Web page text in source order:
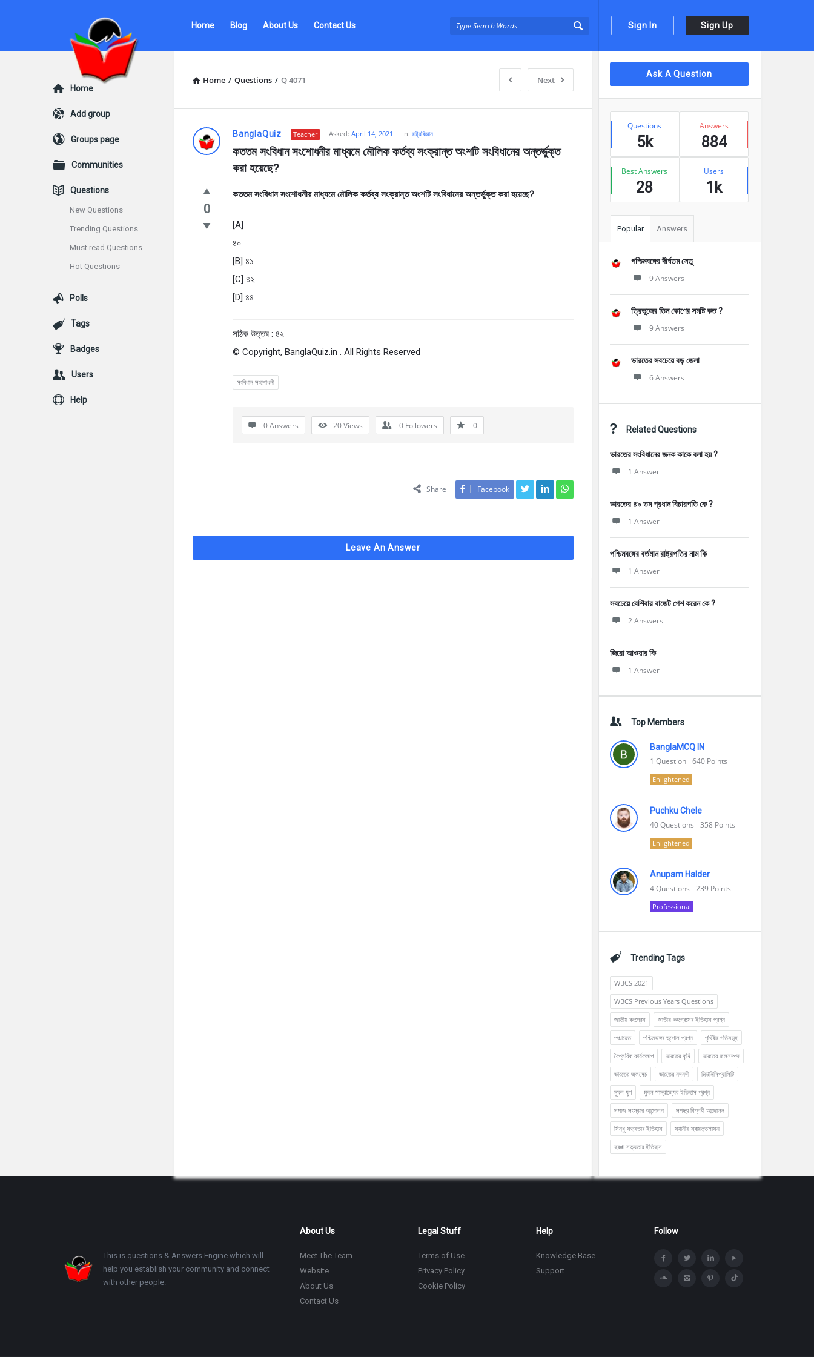
Sign In Sign Up
Questions
BanglaQuiz
Questions
by
BanglaQuiz
Home Blog About Us Contact Us
Home / Questions / Q 4071 Next
Ask
Questions
by
BanglaQuiz
Latest
Questions
BanglaQuiz Teacher Asked: April 14, 2021 In: রাষ্ট্রবিজ্ঞান
কততম সংবিধান সংশোধনীর মাধ্যমে মৌলিক কর্তব্য সংক্রান্ত অংশটি সংবিধানের অন্তর্ভুক্ত
করা হয়েছে?
0
কততম সংবিধান সংশোধনীর মাধ্যমে মৌলিক কর্তব্য সংক্রান্ত অংশটি সংবিধানের অন্তর্ভুক্ত করা হয়েছে?
[A]
৪০
[B] ৪১
[C] ৪২
[D] ৪৪
সঠিক উত্তর : ৪২
© Copyright, BanglaQuiz.in . All Rights Reserved
সংবিধান সংশোধনী
0 Answers 20Views 0 Followers 0
Share Facebook
Leave An Answer
Sidebar
Ask A Question
StatsQuestions
5k
Answers
884
Best Answers
28
Users
1k
Popular Answers
পশ্চিমবঙ্গের দীর্ঘতম সেতু
9 Answers
ত্রিভুজের তিন কোণের সমষ্টি কত ?
9 Answers
ভারতের সবচেয়ে বড় জেলা
6 Answers
Related Questions
ভারতের সংবিধানের জনক কাকে বলা হয় ?
1 Answer
ভারতের ৪৯ তম প্রধান বিচারপতি কে ?
1 Answer
পশ্চিমবঙ্গের বর্তমান রাষ্ট্রপতির নাম কি
1 Answer
সবচেয়ে বেশিবার বাজেট পেশ করেন কে ?
2 Answers
জিরো আওয়ার কি
1 Answer
Top Members
BanglaMCQ IN
1 Question 640 Points
Enlightened
Puchku Chele
40Questions 358 Points
Enlightened
Anupam Halder
4Questions 239 Points
Professional
Trending Tags
WBCS 2021
WBCS Previous Years Questions
জাতীয় কংগ্রেস
জাতীয় কংগ্রেসের ইতিহাস প্রশ্ন
পঞ্চায়েত
পশ্চিমবঙ্গের ভূগোল প্রশ্ন
পৃথিবীর গতিসমূহ
বৈপ্লবিক কার্যকলাপ
ভারতের কৃষি
ভারতের জলসম্পদ
ভারতের জলসেচ
ভারতের নদনদী
মিউনিসিপ্যালিটি
মুঘল যুগ
মুঘল সাম্রাজ্যের ইতিহাস প্রশ্ন
সমাজ সংস্কার আন্দোলন
সশস্ত্র বিপ্লবী আন্দোলন
সিন্ধু সভ্যতার ইতিহাস
স্থানীয় স্বায়ত্তশাসন
হরপ্পা সভ্যতার ইতিহাস
Explore
Home
Add group
Groups page
Communities
Questions
New Questions
Trending Questions
Must read Questions
Hot Questions
Polls
Tags
Badges
Users
Help
This is questions & Answers Engine which will
help you establish your community and connect
with other people.
About Us
Meet The Team
Website
About Us
Contact Us
Legal Stuff
Terms of Use
Privacy Policy
Cookie Policy
Help
Knowledge Base
Support
Follow